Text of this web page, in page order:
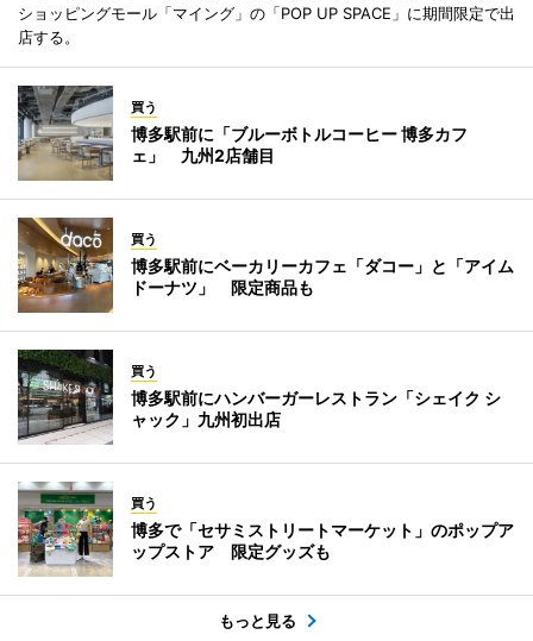
ショッピングモール「マイング」の「POP UP SPACE」に期間限定で出
店する。
買う
博多駅前に「ブルーボトルコーヒー 博多カフ
ェ」 九州2店舗目
買う
博多駅前にベーカリーカフェ「ダコー」と「アイム
ドーナツ」 限定商品も
買う
博多駅前にハンバーガーレストラン「シェイク シ
ャック」九州初出店
買う
博多で「セサミストリートマーケット」のポップア
ップストア 限定グッズも
もっと見る